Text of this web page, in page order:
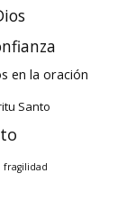
en la oración
Santo
fragilidad